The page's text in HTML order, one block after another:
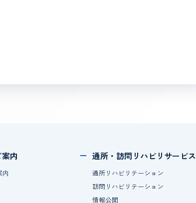
内
内
通所・訪問 リハビリサービス
通所リハビリテーション
訪問リハビリテーション
情報公開